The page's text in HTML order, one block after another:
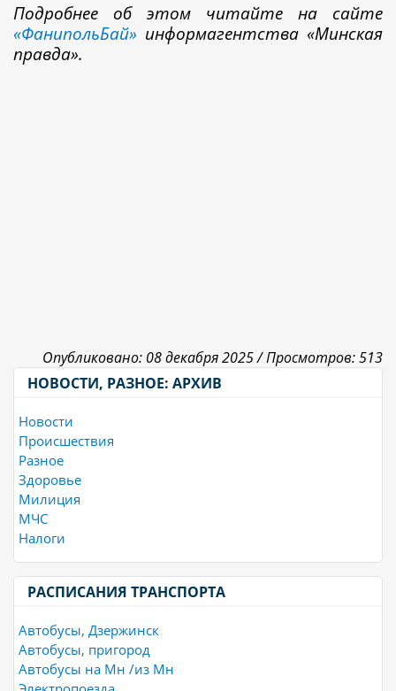
Подробнее об этом читайте на сайте
«ФанипольБай» информагентства «Минская
правда».
Опубликовано: 08 декабря 2025 /Просмотров: 513
НОВОСТИ, РАЗНОЕ: АРХИВ
Новости
Происшествия
Разное
Здоровье
Милиция
МЧС
Налоги
РАСПИСАНИЯ ТРАНСПОРТА
Автобусы, Дзержинск
Автобусы, пригород
Автобусы на Мн /из Мн